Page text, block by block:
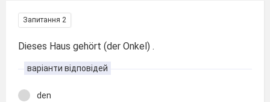
Запитання 2
Dieses Haus gehört (der Onkel) .
варіанти відповідей
den